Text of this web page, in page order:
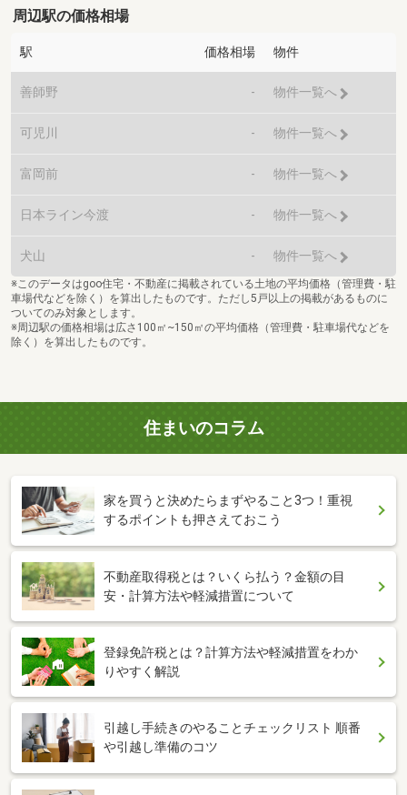
周辺駅の価格相場
駅 価格相場 物件
善師野 - 物件一覧へ
可児川 - 物件一覧へ
富岡前 - 物件一覧へ
日本ライン今渡 - 物件一覧へ
犬山 - 物件一覧へ
※このデータはgoo住宅・不動産に掲載されている土地の平均価格（管理費・駐
車場代などを除く）を算出したものです。ただし5戸以上の掲載があるものに
ついてのみ対象とします。
※周辺駅の価格相場は広さ100㎡~150㎡の平均価格（管理費・駐車場代などを
除く）を算出したものです。
住まいのコラム
家を買うと決めたらまずやること3つ！重視
するポイントも押さえておこう
不動産取得税とは？いくら払う？金額の目
安・計算方法や軽減措置について
登録免許税とは？計算方法や軽減措置をわか
りやすく解説
引越し手続きのやることチェックリスト 順番
や引越し準備のコツ